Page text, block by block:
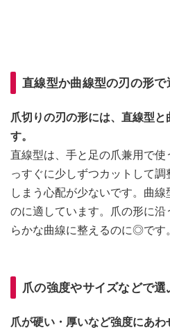
直線型か曲線型の刃の形で
爪切りの刃の形には、直線型
す。
直線型は、手と足の爪兼用で使
っすぐに少しずつカットして
しまう心配が少ないです。曲
のに適しています。爪の形に
らかな曲線に整えるのに◎です。
爪の強度やサイズなどで選
爪が硬い・厚いなど強度にあわ